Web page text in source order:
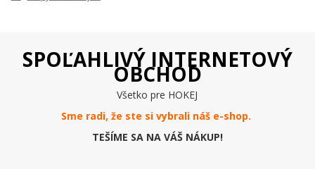
SPOĽAHLIVÝ INTERNETOVÝ
OBCHOD
Všetko pre HOKEJ
Sme radi, že ste si vybrali náš e-shop.
TEŠÍME SA NA VÁŠ NÁKUP!